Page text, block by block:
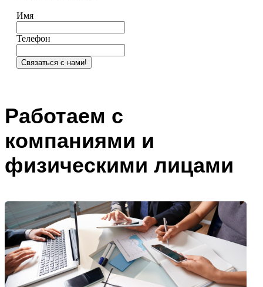
Имя
Телефон
Связаться с нами!
Работаем с
компаниями и
физическими лицами